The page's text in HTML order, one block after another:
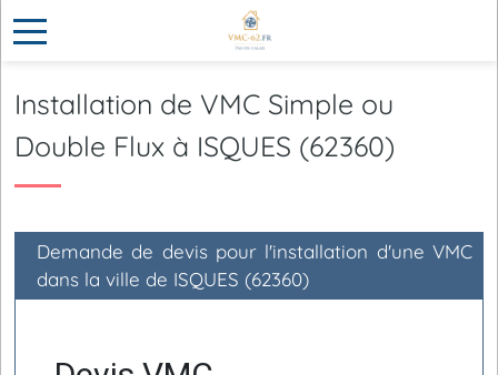
Installation de VMC Simple ou
Double Flux à ISQUES (62360)
Demande de devis pour l'installation d'une VMC
dans la ville de ISQUES (62360)